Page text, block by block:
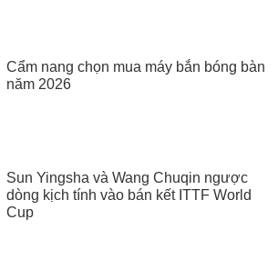
Cẩm nang chọn mua máy bắn bóng bàn
năm 2026
Sun Yingsha và Wang Chuqin ngược
dòng kịch tính vào bán kết ITTF World
Cup